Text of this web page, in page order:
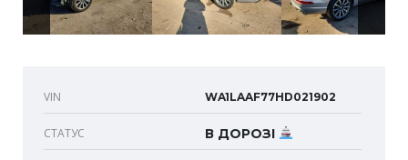
VIN WA1LAAF77HD021902
СТАТУС В ДОРОЗІ